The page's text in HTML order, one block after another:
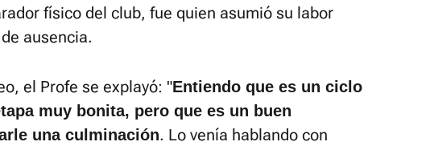
físico del club, fue quien asumió su labor
ausencia.
el Profe se explayó: "Entiendo que es un ciclo
muy bonita, pero que es un buen
una culminación. Lo venía hablando con